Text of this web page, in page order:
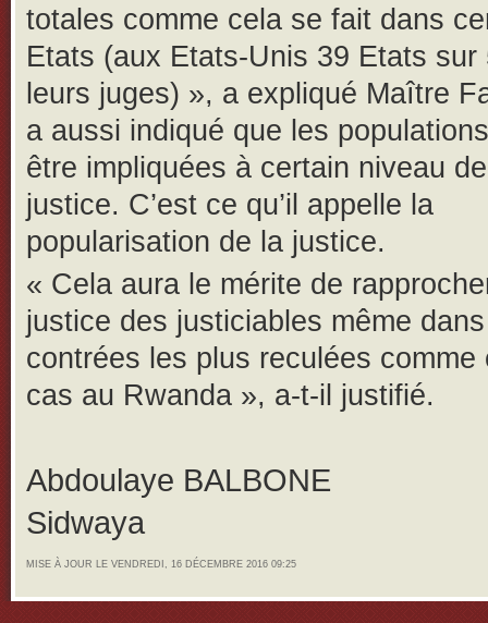
totales comme cela se fait dans
Etats (aux Etats-Unis 39 Etats sur
leurs juges) », a expliqué Maître
a aussi indiqué que les
être impliquées à certain niveau
justice. C’est ce qu’il appelle la
popularisation de la justice.
« Cela aura le mérite de
justice des justiciables même
contrées les plus reculées comme
cas au Rwanda », a-t-il justifié.
Abdoulaye BALBONE
Sidwaya
MISE À JOUR LE VENDREDI, 16 DÉCEMBRE 2016 09:25